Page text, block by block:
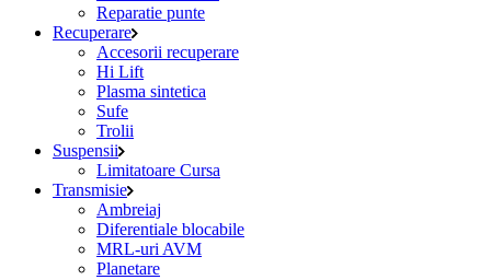
Reparatie punte
Recuperare
Accesorii recuperare
Hi Lift
Plasma sintetica
Sufe
Trolii
Suspensii
Limitatoare Cursa
Transmisie
Ambreiaj
Diferentiale blocabile
MRL-uri AVM
Planetare